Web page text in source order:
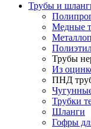
Трубы и
Медные
Трубы
Из
ПНД
Трубки
Шланги
Гофры